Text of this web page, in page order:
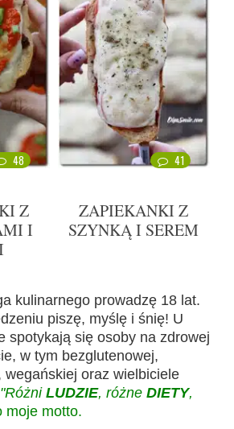
48
Z
I
41
ZAPIEKANKI Z
SZYNKĄ I SEREM
kulinarnego prowadzę 18 lat.
piszę, myślę i śnię! U
spotykają się osoby na zdrowej
w tym bezglutenowej,
wegańskiej oraz wielbiciele
"Różni LUDZIE, różne DIETY,
moje motto.